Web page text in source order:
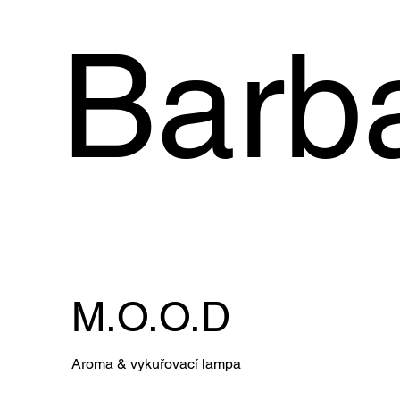
M.O.O.D
Aroma & vykuřovací lampa